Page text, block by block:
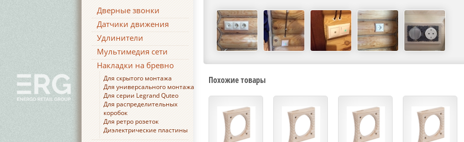
Дверные звонки
Датчики движения
Удлинители
Мультимедия сети
Накладки на бревно
Для скрытого монтажа
Для универсального монтажа
Для серии Legrand Quteo
Для распределительных
коробок
Для ретро розеток
Диэлектрические пластины
Похожие товары